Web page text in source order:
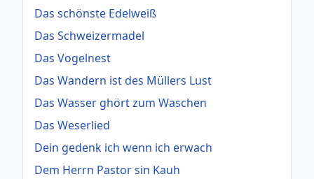
Das schönste Edelweiß
Das Schweizermadel
Das Vogelnest
Das Wandern ist des Müllers Lust
Das Wasser ghört zum Waschen
Das Weserlied
Dein gedenk ich wenn ich erwach
Dem Herrn Pastor sin Kauh